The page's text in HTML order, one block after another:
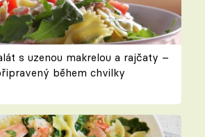
s uzenou makrelou a rajčaty –
během chvilky